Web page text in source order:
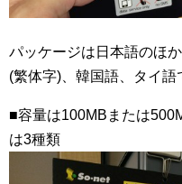
パッケージは日本語のほ
(繁体字)、韓国語、タイ語
■容量は100MBまたは
は3種類